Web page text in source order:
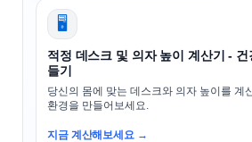
🖥️
적정 데스크 및 의자 높이 계산기 -
들기
당신의 몸에 맞는 데스크와 의자 높이를 계
환경을 만들어보세요.
지금 계산해보세요 →